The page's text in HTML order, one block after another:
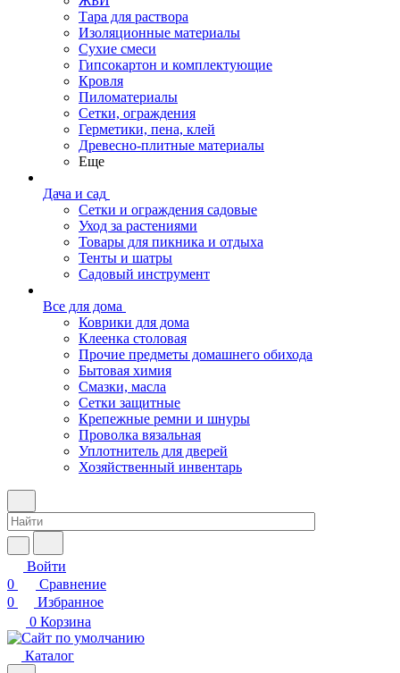
Тара для раствора
Изоляционные материалы
Сухие смеси
Гипсокартон и комплектующие
Кровля
Пиломатериалы
Сетки, ограждения
Герметики, пена, клей
Древесно-плитные материалы
Еще
Дача и сад
Сетки и ограждения садовые
Уход за растениями
Товары для пикника и отдыха
Тенты и шатры
Садовый инструмент
Все для дома
Коврики для дома
Клеенка столовая
Прочие предметы домашнего обихода
Бытовая химия
Смазки, масла
Сетки защитные
Крепежные ремни и шнуры
Проволка вязальная
Уплотнитель для дверей
Хозяйственный инвентарь
Войти
0
Сравнение
0
Избранное
0 Корзина
Каталог